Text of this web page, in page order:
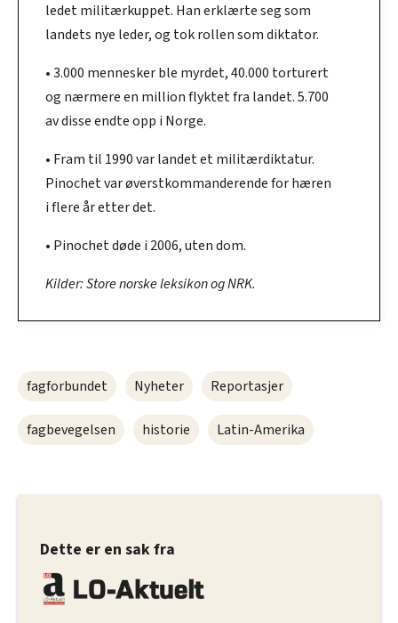
ledet militærkuppet. Han erklærte seg som
landets nye leder, og tok rollen som diktator.
• 3.000 mennesker ble myrdet, 40.000 torturert
og nærmere en million flyktet fra landet. 5.700
av disse endte opp i Norge.
• Fram til 1990 var landet et militærdiktatur.
Pinochet var øverstkommanderende for hæren
i flere år etter det.
• Pinochet døde i 2006, uten dom.
Kilder: Store norske leksikon og NRK.
fagforbundet Nyheter Reportasjer
fagbevegelsen historie Latin-Amerika
Dette er en sak fra